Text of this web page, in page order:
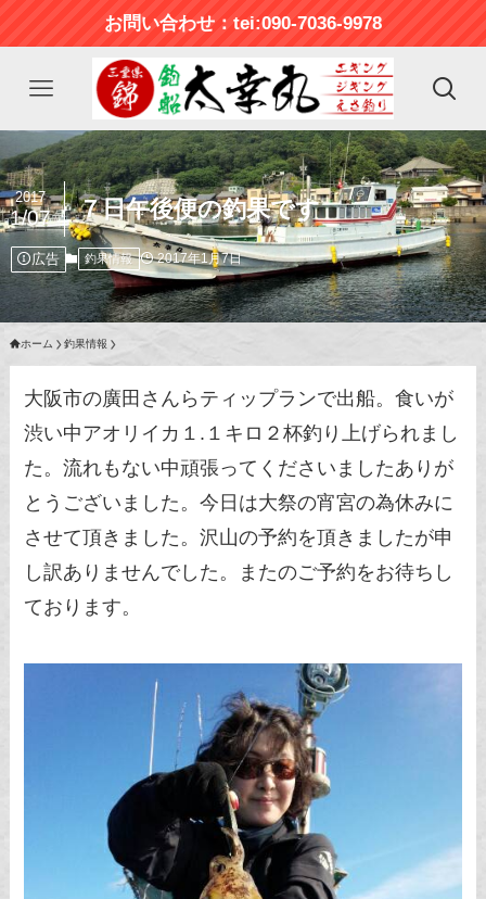
お問い合わせ：tei:090-7036-9978
７日午後便の釣果です
2017
1/07
広告 釣果情報 2017年1月7日
ホーム 釣果情報
大阪市の廣田さんらティップランで出船。食いが
渋い中アオリイカ１.１キロ２杯釣り上げられまし
た。流れもない中頑張ってくださいましたありが
とうございました。今日は大祭の宵宮の為休みに
させて頂きました。沢山の予約を頂きましたが申
し訳ありませんでした。またのご予約をお待ちし
ております。